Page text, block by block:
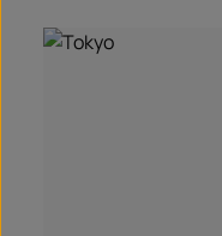
Bildergalerie